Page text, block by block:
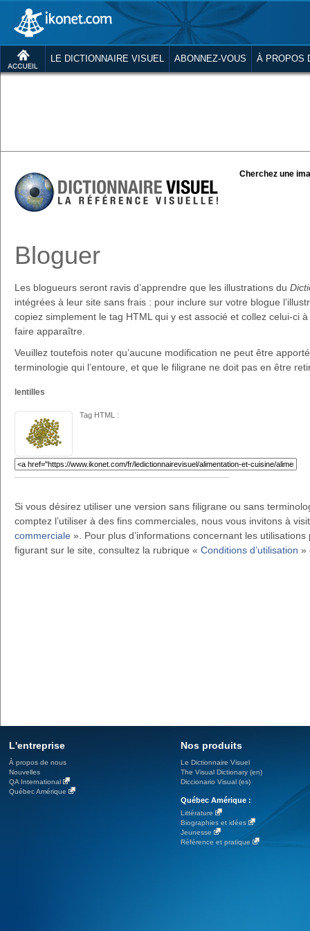
LE DICTIONNAIRE VISUEL ABONNEZ-VOUS À PROPOS
Cherchez une
Bloguer
Les blogueurs seront ravis d’apprendre que les illustrations du
intégrées à leur site sans frais : pour inclure sur votre blogue
copiez simplement le tag HTML qui y est associé et collez celui-ci
faire apparaître.
Veuillez toutefois noter qu’aucune modification ne peut être
terminologie qui l’entoure, et que le filigrane ne doit pas en être
lentilles
Tag HTML :
Si vous désirez utiliser une version sans filigrane ou sans
comptez l’utiliser à des fins commerciales, nous vous invitons à
commerciale ». Pour plus d’informations concernant les
figurant sur le site, consultez la rubrique « Conditions d’utilisation »
L'entreprise
À propos de nous
Nouvelles
QA International
Québec Amérique
Nos produits
Le Dictionnaire Visuel
The Visual Dictionary (en)
Diccionario Visual (es)
Québec Amérique :
Littérature
Biographies et idées
Jeunesse
Référence et pratique